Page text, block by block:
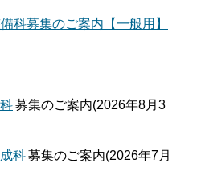
科募集のご案内【一般用】
募集のご案内(2026年8月3
科募集のご案内(2026年7月